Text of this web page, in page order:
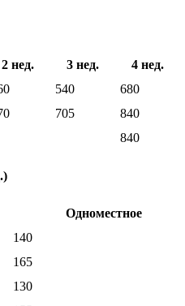
2 нед. 3 нед. 4 нед.
540 680
705 840
840
Одноместное
140
165
130